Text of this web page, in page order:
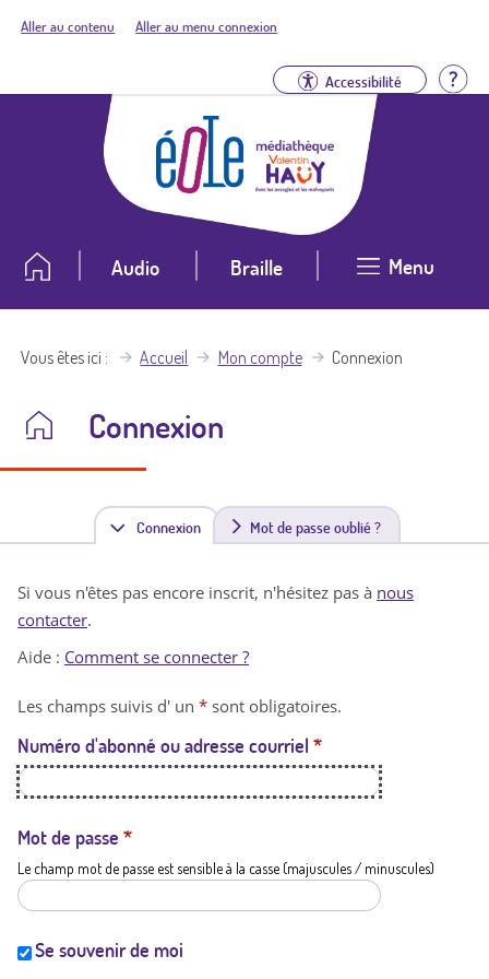
Aller au contenu Aller au menu connexion
Accessibilité
Audio Braille Menu
Vous êtes ici Accueil Mon compte Connexion
Connexion
Connexion(
n
t
a
t
i
Mot de passe oublié ?
Si vous n'êtes pas encore inscrit, n'hésitez pas à nous
contacter.
Aide : Comment se connecter ?
Les champs suivis d' un * sont obligatoires.
Numéro d'abonné ou adresse courriel *
Mot de passe *
Le champ mot de passe est sensible à la casse (majuscules / minuscules)
Se souvenir de moi